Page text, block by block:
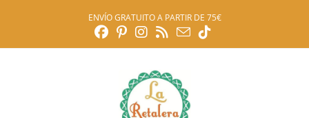
ENVÍO GRATUITO A PARTIR DE 75€